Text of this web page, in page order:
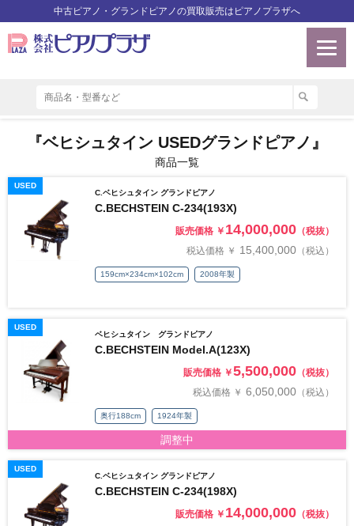
中古ピアノ・グランドピアノの買取販売はピアノプラザへ
『ベヒシュタイン USEDグランドピアノ』
商品一覧
USED
C.ベヒシュタイン グランドピアノ
C.BECHSTEIN C-234(193X)
販売価格 ￥ 14,000,000 （税抜）
税込価格 ￥ 15,400,000 （税込）
159cm×234cm×102cm 2008年製
USED
調整中
ベヒシュタイン グランドピアノ
C.BECHSTEIN Model.A(123X)
販売価格 ￥5,500,000 （税抜）
税込価格 ￥ 6,050,000 （税込）
奥行188cm 1924年製
USED
C.ベヒシュタイン グランドピアノ
C.BECHSTEIN C-234(198X)
販売価格 ￥ 14,000,000 （税抜）